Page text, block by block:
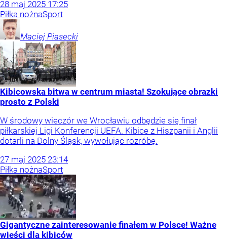
28 maj 2025 17:25
Piłka nożnaSport
Maciej Piasecki
Kibicowska bitwa w centrum miasta! Szokujące obrazki
prosto z Polski
W środowy wieczór we Wrocławiu odbędzie się finał
piłkarskiej Ligi Konferencji UEFA. Kibice z Hiszpanii i Anglii
dotarli na Dolny Śląsk, wywołując rozróbę.
27 maj 2025 23:14
Piłka nożnaSport
Gigantyczne zainteresowanie finałem w Polsce! Ważne
wieści dla kibiców